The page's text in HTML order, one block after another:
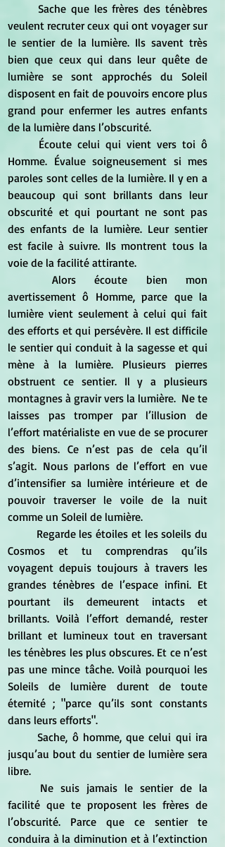
veulent recruter ceux qui ont voyager sur
le sentier de la lumière. Ils savent très
bien que ceux qui dans leur quête de
lumière se sont approchés du Soleil
disposent en fait de pouvoirs encore plus
grand pour enfermer les autres enfants
de la lumière dans l’obscurité.
Homme. Évalue soigneusement si mes
paroles sont celles de la lumière. Il y en a
beaucoup qui sont brillants dans leur
obscurité et qui pourtant ne sont pas
des enfants de la lumière. Leur sentier
est facile à suivre. Ils montrent tous la
voie de la facilité attirante.
avertissement ô Homme, parce que la
lumière vient seulement à celui qui fait
des efforts et qui persévère. Il est difficile
le sentier qui conduit à la sagesse et qui
mène à la lumière. Plusieurs pierres
obstruent ce sentier. Il y a plusieurs
montagnes à gravir vers la lumière.  Ne te
laisses pas tromper par l’illusion de
l’effort matérialiste en vue de se procurer
des biens. Ce n’est pas de cela qu’il
s’agit. Nous parlons de l’effort en vue
d’intensifier sa lumière intérieure et de
pouvoir traverser le voile de la nuit
Cosmos et tu comprendras qu’ils
voyagent depuis toujours à travers les
grandes ténèbres de l’espace infini. Et
pourtant ils demeurent intacts et
brillants. Voilà l’effort demandé, rester
brillant et lumineux tout en traversant
les ténèbres les plus obscures. Et ce n’est
pas une mince tâche. Voilà pourquoi les
Soleils de lumière durent de toute
éternité ; "parce qu’ils sont constants
dans leurs efforts".
jusqu’au bout du sentier de lumière sera
libre.
facilité que te proposent les frères de
l’obscurité. Parce que ce sentier te
conduira à la diminution et à l’extinction